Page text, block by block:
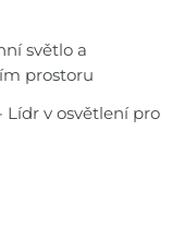
světlo a
prostoru
Lídr v osvětlení pro